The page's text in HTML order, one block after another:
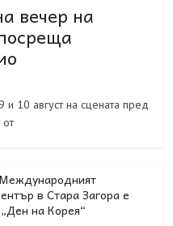
вечер на
10 август на сцената пред
от
в Стара Загора е
на Корея“